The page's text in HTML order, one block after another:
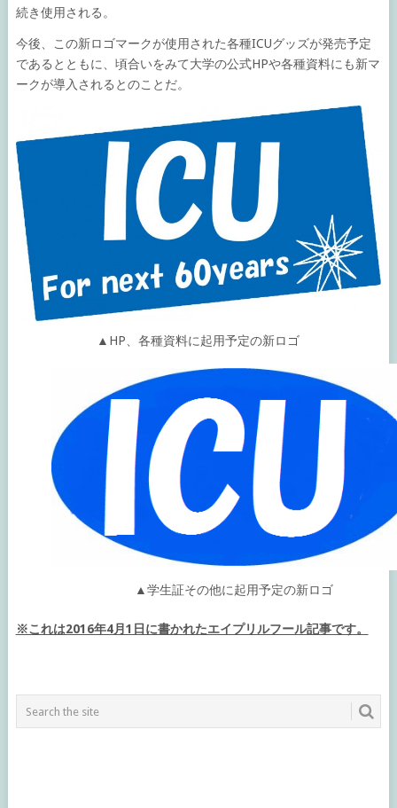
続き使用される。
今後、この新ロゴマークが使用された各種ICUグッズが発売予定
であるとともに、頃合いをみて大学の公式HPや各種資料にも新マ
ークが導入されるとのことだ。
▲HP、各種資料に起用予定の新ロゴ
▲学生証その他に起用予定の新ロゴ
※これは2016年4月1日に書かれたエイプリルフール記事です。